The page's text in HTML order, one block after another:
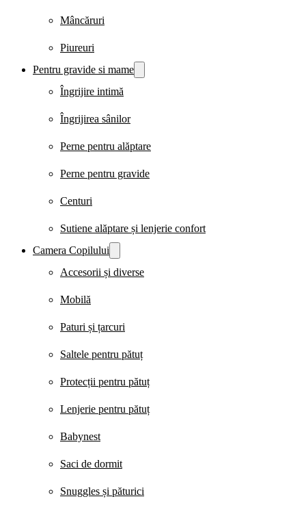
Mâncăruri
Piureuri
Pentru gravide si mame
Îngrijire intimă
Îngrijirea sânilor
Perne pentru alăptare
Perne pentru gravide
Centuri
Sutiene alăptare și lenjerie confort
Camera Copilului
Accesorii și diverse
Mobilă
Paturi și țarcuri
Saltele pentru pătuț
Protecții pentru pătuț
Lenjerie pentru pătuț
Babynest
Saci de dormit
Snuggles și păturici